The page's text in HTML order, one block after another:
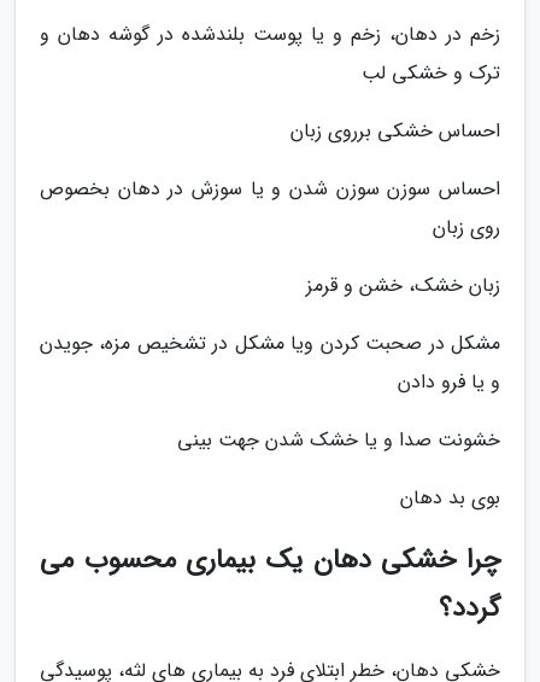
زخم در دهان، زخم و یا پوست بلندشده در گوشه دهان و
ترک و خشکی لب
احساس خشکی برروی زبان
احساس سوزن سوزن شدن و یا سوزش در دهان بخصوص
روی زبان
زبان خشک، خشن و قرمز
مشکل در صحبت کردن ویا مشکل در تشخیص مزه، جویدن
و یا فرو دادن
خشونت صدا و یا خشک شدن جهت بینی
بوی بد دهان
چرا خشکی دهان یک بیماری محسوب می
گردد؟
خشکی دهان، خطر ابتلای فرد به بیماری های لثه، پوسیدگی